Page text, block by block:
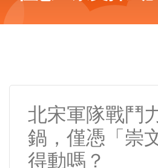
北宋軍隊戰鬥
鍋，僅憑「崇
得動嗎？